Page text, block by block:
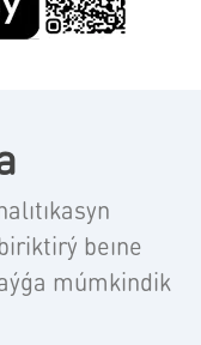
beıne
múmkindik